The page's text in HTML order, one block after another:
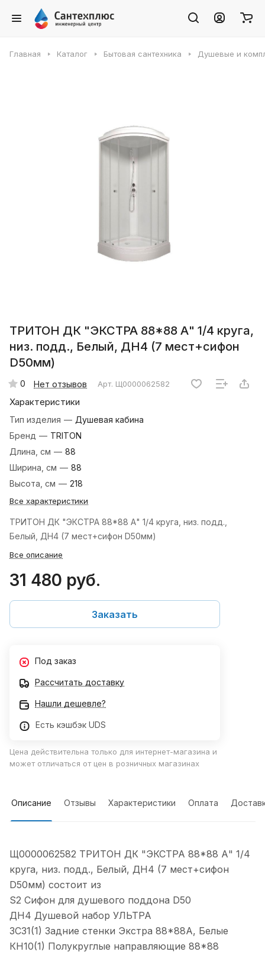
Главная Каталог Бытовая сантехника Душевые и
ТРИТОН ДК "ЭКСТРА 88*88 А" 1/4 круга,
низ. подд., Белый, ДН4 (7 мест+сифон
D50мм)
0 Нет отзывов Арт. Щ0000062582
Характеристики
Тип изделия — Душевая кабина
Бренд — TRITON
Длина, см — 88
Ширина, см — 88
Высота, см — 218
Все характеристики
ТРИТОН ДК "ЭКСТРА 88*88 А" 1/4 круга, низ. подд.,
Белый, ДН4 (7 мест+сифон D50мм)
Все описание
31 480 руб.
Заказать
Под заказ
Рассчитать доставку
Нашли дешевле?
Есть кэшбэк UDS
Цена действительна только для интернет-магазина и
может отличаться от цен в розничных магазинах
Описание Отзывы Характеристики Оплата
Щ0000062582 ТРИТОН ДК "ЭКСТРА 88*88 А" 1/4
круга, низ. подд., Белый, ДН4 (7 мест+сифон
D50мм) состоит из
S2 Сифон для душевого поддона D50
ДН4 Душевой набор УЛЬТРА
ЗС31(1) Задние стенки Экстра 88*88А, Белые
КН10(1) Полукруглые направляющие 88*88